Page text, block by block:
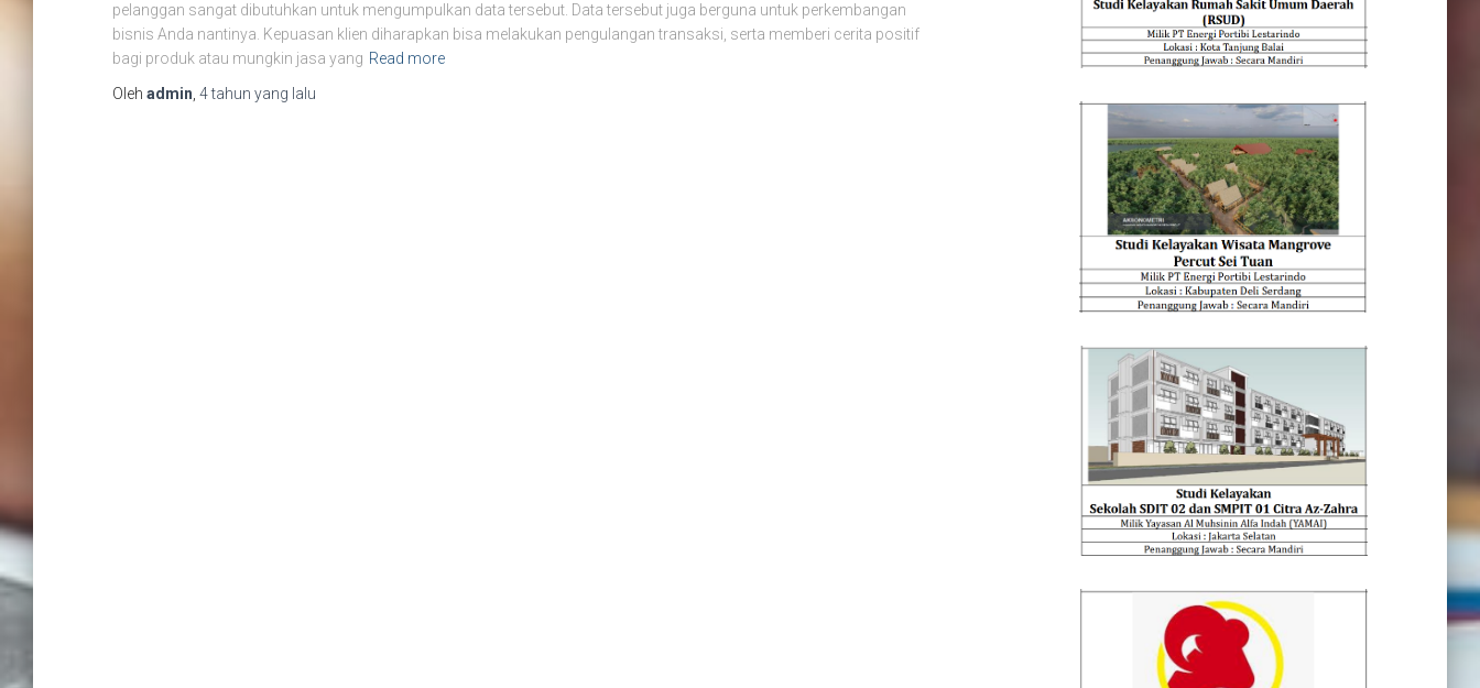
pelanggan sangat dibutuhkan untuk mengumpulkan data tersebut. Data tersebut juga berguna untuk perkembangan
bisnis Anda nantinya. Kepuasan klien diharapkan bisa melakukan pengulangan transaksi, serta memberi cerita positif
bagi produk atau mungkin jasa yang Read more
Oleh admin 4 tahun yang lalu